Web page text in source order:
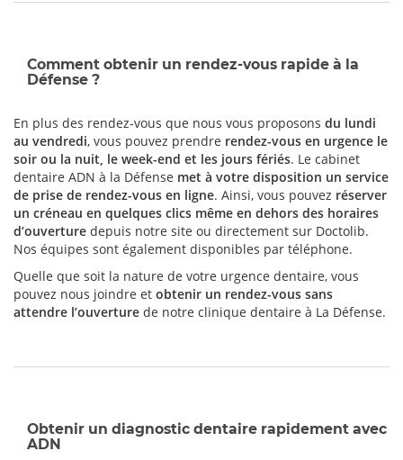
Comment obtenir un rendez-vous rapide à la
Défense ?
En plus des rendez-vous que nous vous proposons du lundi
au vendredi, vous pouvez prendre rendez-vous en urgence le
soir ou la nuit, le week-end et les jours fériés. Le cabinet
dentaire ADN à la Défense met à votre disposition un service
de prise de rendez-vous en ligne. Ainsi, vous pouvez réserver
un créneau en quelques clics même en dehors des horaires
d’ouverture depuis notre site ou directement sur Doctolib.
Nos équipes sont également disponibles par téléphone.
Quelle que soit la nature de votre urgence dentaire, vous
pouvez nous joindre et obtenir un rendez-vous sans
attendre l’ouverture de notre clinique dentaire à La Défense.
Obtenir un diagnostic dentaire rapidement avec
ADN